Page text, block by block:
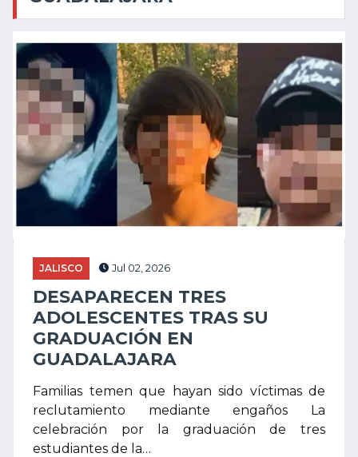
JALISCO Jul 02, 2026
DESAPARECEN TRES
ADOLESCENTES TRAS SU
GRADUACIÓN EN
GUADALAJARA
Familias temen que hayan sido víctimas de
reclutamiento mediante engaños La
celebración por la graduación de tres
estudiantes de la…